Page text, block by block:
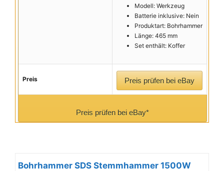
Modell: Werkzeug
Batterie inklusive: Nein
Produktart: Bohrhammer
Länge: 465 mm
Set enthält: Koffer
Preis Preis prüfen bei eBay
Preis prüfen bei eBay*
Bohrhammer SDS Stemmhammer 1500W